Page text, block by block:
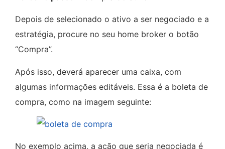
Depois de selecionado o ativo a ser negociado e a
estratégia, procure no seu home broker o botão
“Compra”.
Após isso, deverá aparecer uma caixa, com
algumas informações editáveis. Essa é a boleta de
compra, como na imagem seguinte:
No exemplo acima, a ação que seria negociada é